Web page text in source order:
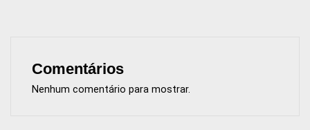
Comentários
Nenhum comentário para mostrar.